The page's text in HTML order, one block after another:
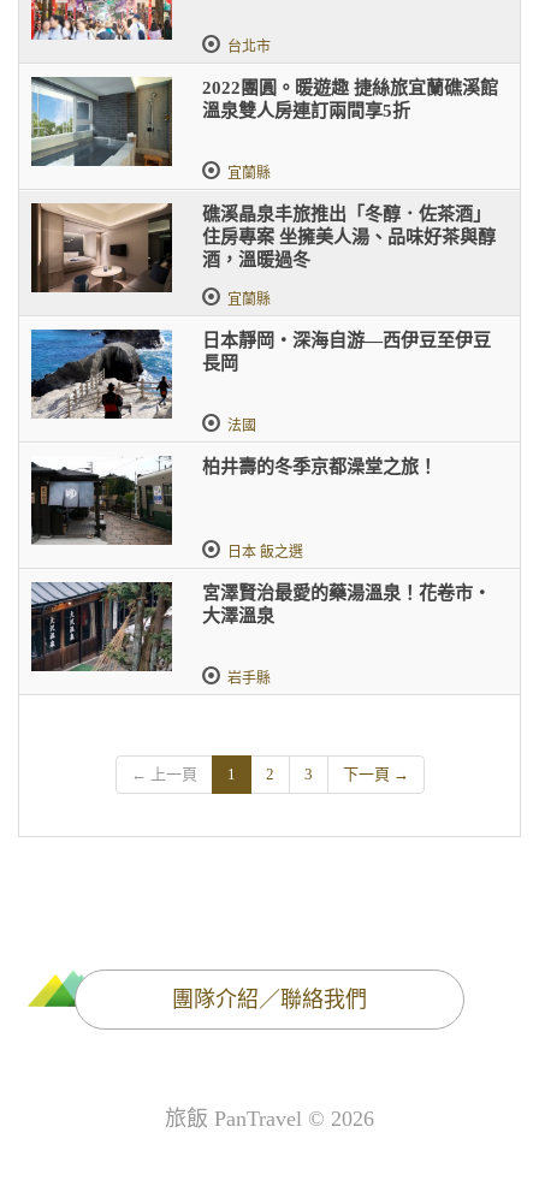
台北市
2022團圓。暖遊趣 捷絲旅宜蘭礁溪館
溫泉雙人房連訂兩間享5折
宜蘭縣
礁溪晶泉丰旅推出「冬醇．佐茶酒」
住房專案 坐擁美人湯、品味好茶與醇
酒，溫暖過冬
宜蘭縣
日本靜岡‧深海自游—西伊豆至伊豆
長岡
法國
柏井壽的冬季京都澡堂之旅！
日本 飯之選
宮澤賢治最愛的藥湯溫泉！花卷市・
大澤溫泉
岩手縣
← 上一頁 1 2 3 下一頁 →
團隊介紹／聯絡我們
旅飯 PanTravel © 2026